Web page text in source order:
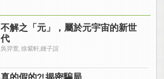
不解之「元」，屬於元宇宙的新世
代
吳羿萱, 徐紫軒,鍾子誼